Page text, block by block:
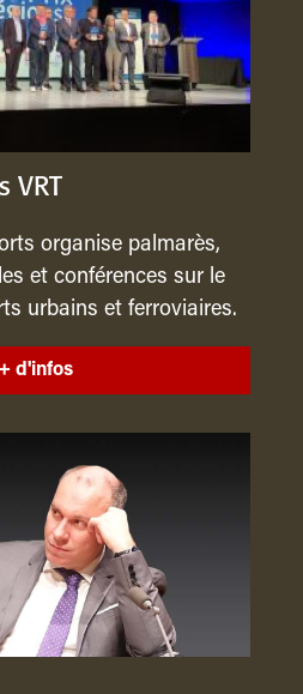
VRT
organise palmarès,
et conférences sur le
urbains et ferroviaires.
+ d'infos